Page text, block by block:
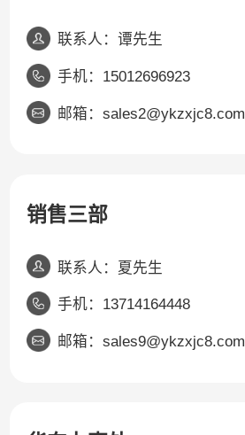
联系人：谭先生
手机：15012696923
邮箱：sales2@ykzxjc8.com
销售三部
联系人：夏先生
手机：13714164448
邮箱：sales9@ykzxjc8.com